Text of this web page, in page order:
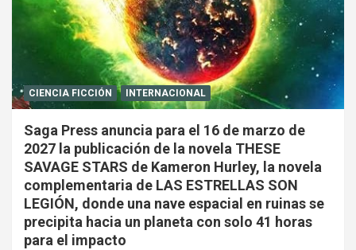
CIENCIA FICCIÓN INTERNACIONAL
Saga Press anuncia para el 16 de marzo de
2027 la publicación de la novela THESE
SAVAGE STARS de Kameron Hurley, la novela
complementaria de LAS ESTRELLAS SON
LEGIÓN, donde una nave espacial en ruinas se
precipita hacia un planeta con solo 41 horas
para el impacto